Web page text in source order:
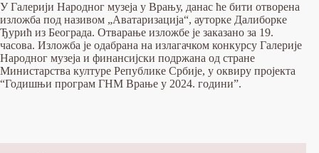
У Галерији Народног музеја у Врању, данас ће бити отворена
изложба под називом „Аватаризација“, ауторке Далиборке
Ђурић из Београда. Отварање изложбе је заказано за 19.
часова. Изложба је одабрана на излагачком конкурсу Галерије
Народног музеја и финансијски подржана од стране
Министарства културе Републике Србије, у оквиру пројекта
“Годишњи програм ГНМ Врање у 2024. години”.